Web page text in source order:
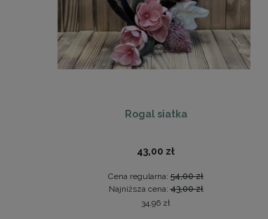
Rogal siatka
43,00 zł
Cena regularna: 54,00 zł
Najniższa cena:43,00 zł
34,96 zł